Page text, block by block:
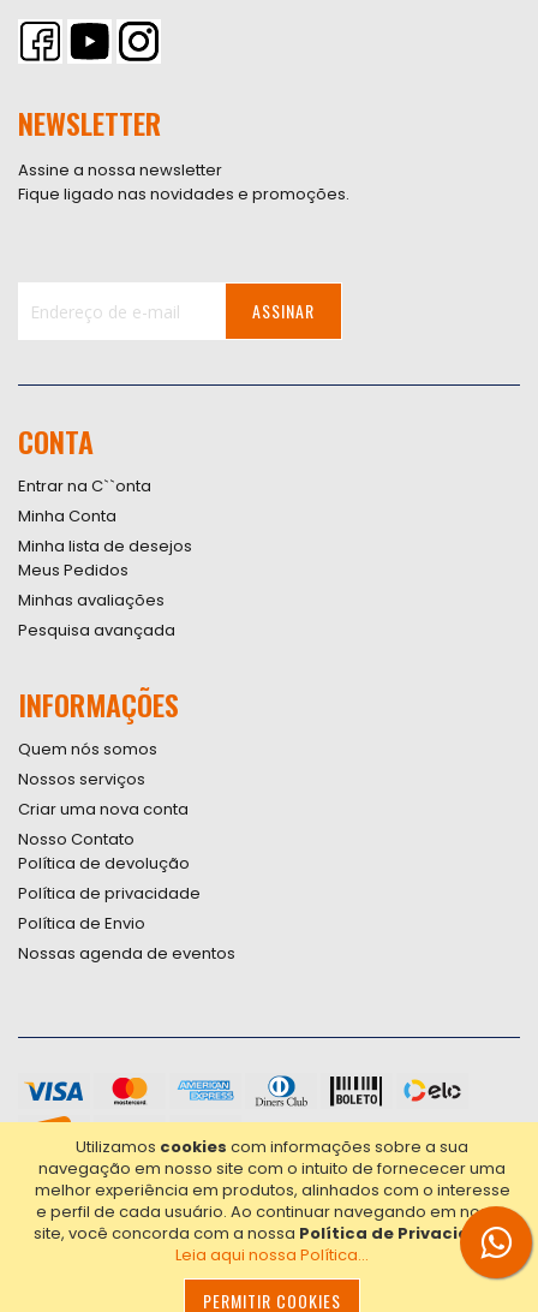
Utilizamos cookies com informações sobre a sua
navegação em nosso site com o intuito de fornececer uma
melhor experiência em produtos, alinhados com o interesse
e perfil de cada usuário. Ao continuar navegando em nosso
site, você concorda com a nossa Política de Privacidade.
Leia aqui nossa Política...
PERMITIR COOKIES
NEWSLETTER
Assine a nossa newsletter
Fique ligado nas novidades e promoções.
Newsletter:
ASSINAR
CONTA
Entrar na C``onta
Minha Conta
Minha lista de desejos
Meus Pedidos
Minhas avaliações
Pesquisa avançada
INFORMAÇÕES
Quem nós somos
Nossos serviços
Criar uma nova conta
Nosso Contato
Política de devolução
Política de privacidade
Política de Envio
Nossas agenda de eventos
2021© Copyright Poligrafica Bazar Ltda- CNPJ 42.500.090/0001-
20 - Todos os direitos reservados.